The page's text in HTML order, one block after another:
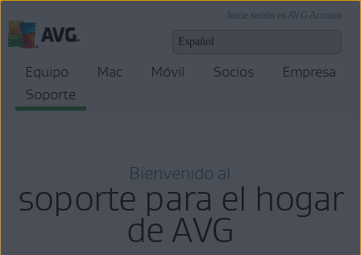
Inicie sesión en AVG Account
Equipo Mac Móvil Socios
Empresa
Soporte
Bienvenido al
soporte para el hogar
de AVG